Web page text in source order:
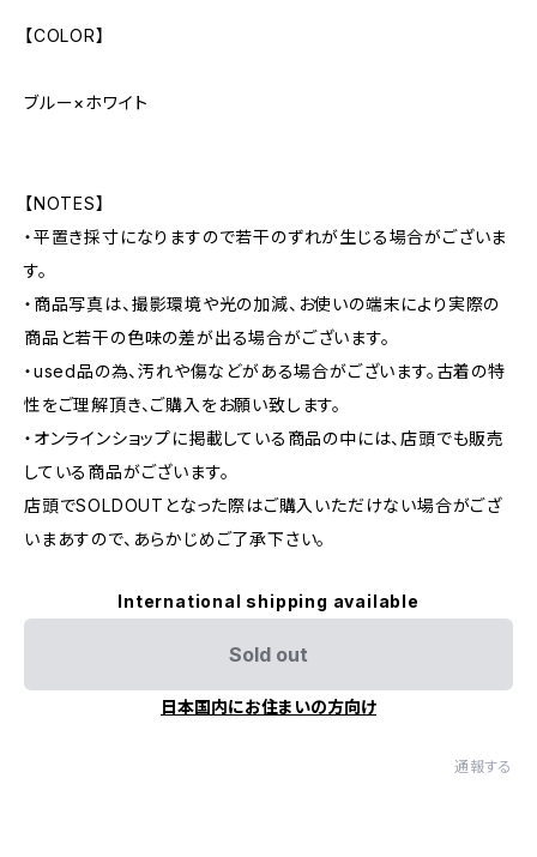
【COLOR】
ブルー×ホワイト
【NOTES】
・平置き採寸になりますので若干のずれが生じる場合がございま
す。
・商品写真は、撮影環境や光の加減、お使いの端末により実際の
商品と若干の色味の差が出る場合がございます。
・used品の為、汚れや傷などがある場合がございます。古着の特
性をご理解頂き、ご購入をお願い致します。
・オンラインショップに掲載している商品の中には、店頭でも販売
している商品がございます。
店頭でSOLDOUTとなった際はご購入いただけない場合がござ
いまあすので、あらかじめご了承下さい。
International shipping available
Sold out
日本国内にお住まいの方向け
通報する